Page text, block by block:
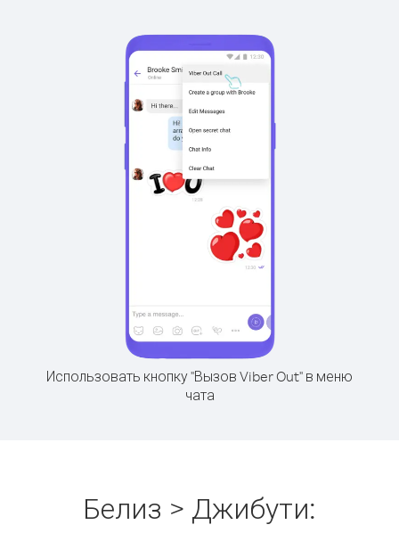
Использовать кнопку "Вызов Viber Out" в меню
чата
Белиз > Джибути: